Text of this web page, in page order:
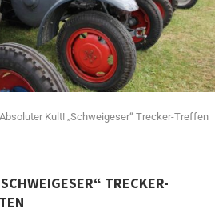
Absoluter Kult! „Schweigeser“ Trecker-Treffen
TRECKER-